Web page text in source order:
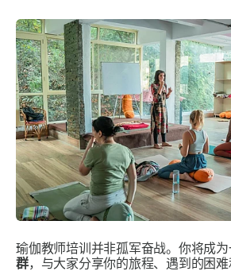
瑜伽教师培训并非孤军奋战。你将成
群，与大家分享你的旅程、遇到的困难